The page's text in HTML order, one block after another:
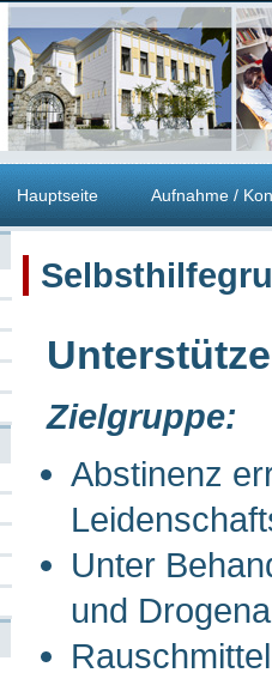
Hauptseite Aufnahme /
Zielgruppe:
Abstinenz
Unter
und